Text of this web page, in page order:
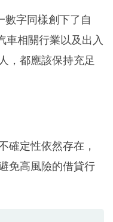
數字同樣創下了自
車相關行業以及出入
，都應該保持充足
確定性依然存在，
免高風險的借貸行